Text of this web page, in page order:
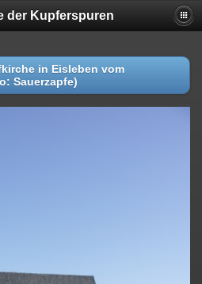
der Kupferspuren
in Eisleben vom
Sauerzapfe)